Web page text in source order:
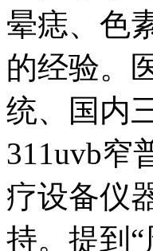
晕痣、色
的经验。
统、国内
311uvb窄
疗设备仪
持。提到